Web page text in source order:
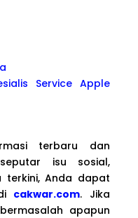
Service Apple
terbaru dan
isu sosial,
terkini, Anda dapat
cakwar.com. Jika
apapun